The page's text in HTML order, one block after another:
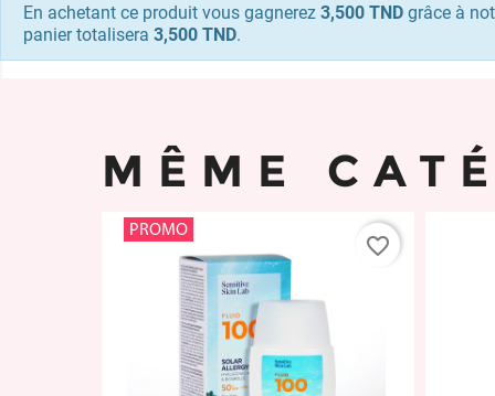
En achetant ce produit vous gagnerez 3,500 TND grâce à
panier totalisera 3,500 TND.
MÊME
PROMO
favorite_border